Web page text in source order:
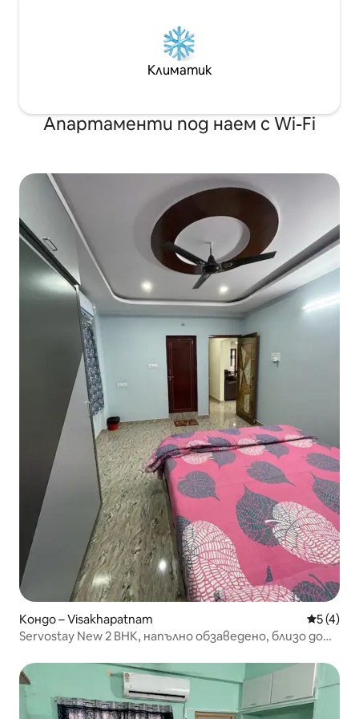
Климатик
Апартаменти под наем с Wi-Fi
Кондо – Visakhapatnam Средна
5 (4)
Servostay New 2 BHK, напълно обзаведено, близо до